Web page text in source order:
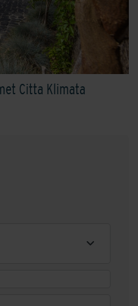
Grafiet
Citta Klimata